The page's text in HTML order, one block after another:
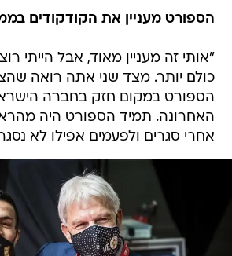
הספורט מעניין את הקודקודים
"אותי זה מעניין מאוד, אבל הייתי
כולם יותר. מצד שני אתה רואה
הספורט במקום חזק בחברה
האחרונה. תמיד הספורט היה
אחרי סגרים ולפעמים אפילו לא